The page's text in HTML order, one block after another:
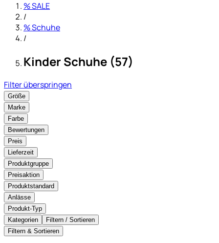
% SALE
/
% Schuhe
/
Kinder Schuhe (57)
Filter überspringen
Größe
Marke
Farbe
Bewertungen
Preis
Lieferzeit
Produktgruppe
Preisaktion
Produktstandard
Anlässe
Produkt-Typ
Kategorien
Filtern / Sortieren
Filtern & Sortieren